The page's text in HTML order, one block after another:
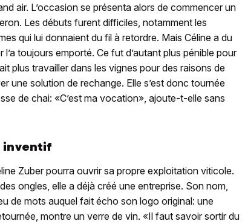
air. L’occasion se présenta alors de commencer un
Les débuts furent difficiles, notamment les
qui lui donnaient du fil à retordre. Mais Céline a du
toujours emporté. Ce fut d’autant plus pénible pour
plus travailler dans les vignes pour des raisons de
une solution de rechange. Elle s’est donc tournée
de chai: «C’est ma vocation», ajoute-t-elle sans
inventif
Zuber pourra ouvrir sa propre exploitation viticole.
ongles, elle a déjà créé une entreprise. Son nom,
de mots auquel fait écho son logo original: une
montre un verre de vin. «Il faut savoir sortir du